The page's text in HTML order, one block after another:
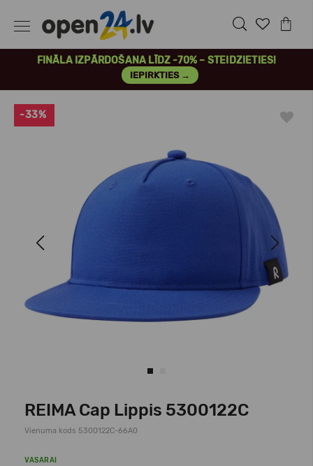
FINĀLA IZPĀRDOŠANA LĪDZ -70% – STEIDZIETIES!
IEPIRKTIES →
Previous Next
-33%
REIMA Cap Lippis 5300122C
Vienuma kods 5300122C-66A0
VASARAI